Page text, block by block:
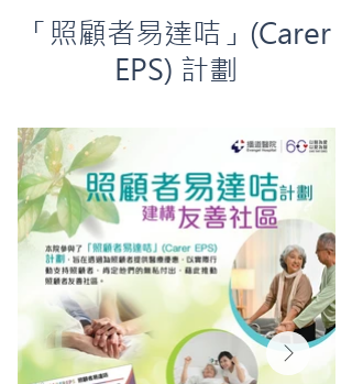
「照顧者易達咭」(Carer
EPS) 計劃